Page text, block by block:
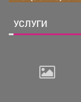
УСЛУГИ